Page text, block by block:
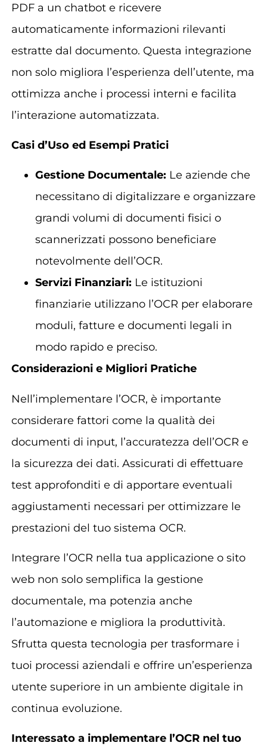
PDF a un chatbot e ricevere
automaticamente informazioni rilevanti
estratte dal documento. Questa integrazione
non solo migliora l’esperienza dell’utente, ma
ottimizza anche i processi interni e facilita
l’interazione automatizzata.
Casi d’Uso ed Esempi Pratici
Gestione Documentale: Le aziende che
necessitano di digitalizzare e organizzare
grandi volumi di documenti fisici o
scannerizzati possono beneficiare
notevolmente dell’OCR.
Servizi Finanziari: Le istituzioni
finanziarie utilizzano l’OCR per elaborare
moduli, fatture e documenti legali in
modo rapido e preciso.
Considerazioni e Migliori Pratiche
Nell’implementare l’OCR, è importante
considerare fattori come la qualità dei
documenti di input, l’accuratezza dell’OCR e
la sicurezza dei dati. Assicurati di effettuare
test approfonditi e di apportare eventuali
aggiustamenti necessari per ottimizzare le
prestazioni del tuo sistema OCR.
Integrare l’OCR nella tua applicazione o sito
web non solo semplifica la gestione
documentale, ma potenzia anche
l’automazione e migliora la produttività.
Sfrutta questa tecnologia per trasformare i
tuoi processi aziendali e offrire un’esperienza
utente superiore in un ambiente digitale in
continua evoluzione.
Interessato a implementare l’OCR nel tuo